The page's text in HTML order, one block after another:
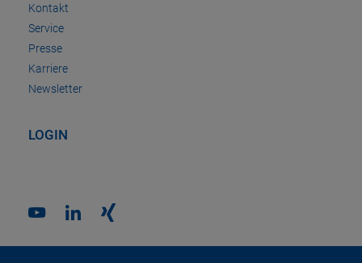
Kontakt
Service
Presse
Karriere
Newsletter
LOGIN